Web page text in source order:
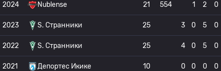
2024 Nublense 21 554 1 2 0
2023 S. Странники 25 3 0 5 0
2022 S. Странники 25 4 0 5 0
2021 Депортес Икике 10 0 0 0 0